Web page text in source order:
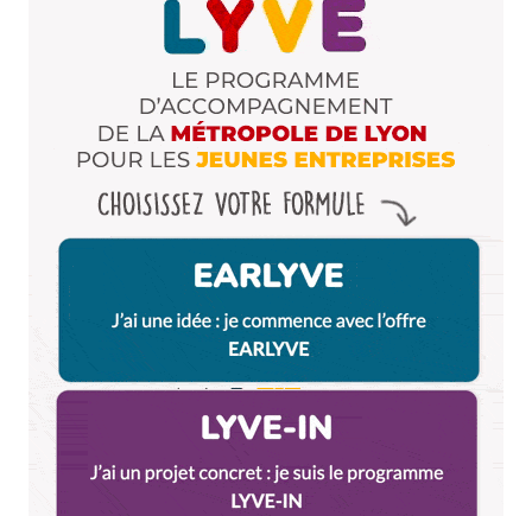
Il manque la vue depuis le haut de la montée de la
grande côte à la croix-rousse ! Un grand classique !
16 février 2012 à 16 h 44 min
Répondre
16 février 2012 à 16 h 51 min
Répondre
16 février 2012 à 19 h 43 min